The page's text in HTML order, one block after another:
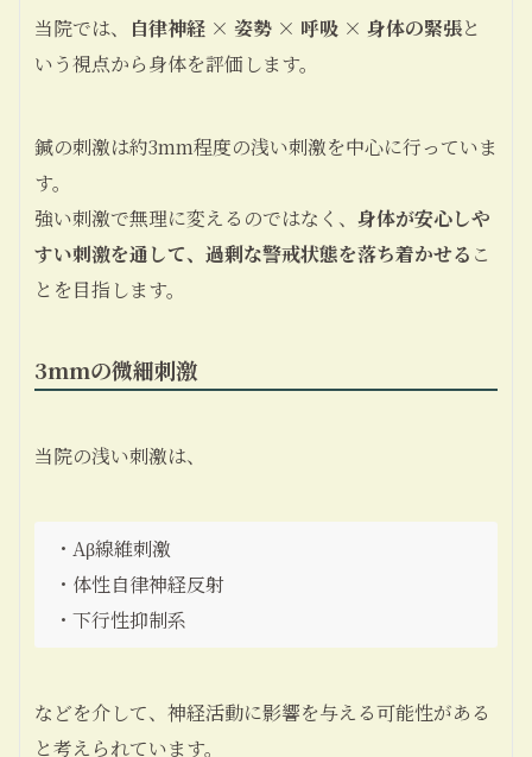
当院では、 自律神経 × 姿勢 × 呼吸 × 身体の緊張と
いう視点から身体を評価します。
鍼の刺激は約3mm程度の浅い刺激を中心に行っていま
す。
強い刺激で無理に変えるのではなく、 身体が安心しや
すい刺激を通して、過剰な警戒状態を落ち着かせる こ
とを目指します。
3mmの微細刺激
当院の浅い刺激は、
・Aβ線維刺激
・体性自律神経反射
・下行性抑制系
などを介して、神経活動に影響を与える可能性がある
と考えられています。